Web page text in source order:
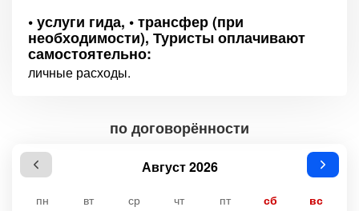
• услуги гида, • трансфер (при
необходимости), Туристы оплачивают
самостоятельно:
личные расходы.
по договорённости
Август 2026
пн вт ср чт пт сб вс